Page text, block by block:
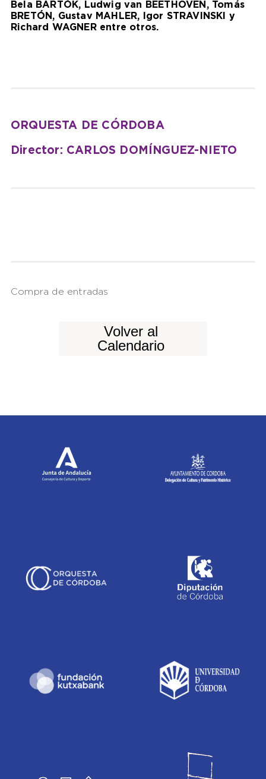
Bela BARTÓK, Ludwig van BEETHOVEN, Tomás
BRETÓN, Gustav MAHLER, Igor STRAVINSKI y
Richard WAGNER entre otros.
ORQUESTA DE CÓRDOBA
Director: CARLOS DOMÍNGUEZ-NIETO
Compra de entradas
Volver al
Calendario